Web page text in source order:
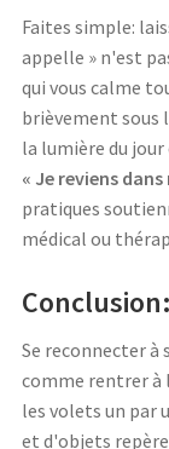
Faites simple:
appelle » n'est
qui vous calme
brièvement sous
la lumière du
« Je reviens
pratiques
médical ou
Se reconnecter à
comme rentrer à
les volets un par
et d'objets